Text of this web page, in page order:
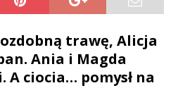
trawę, Alicja
Ania i Magda
A ciocia… pomysł na